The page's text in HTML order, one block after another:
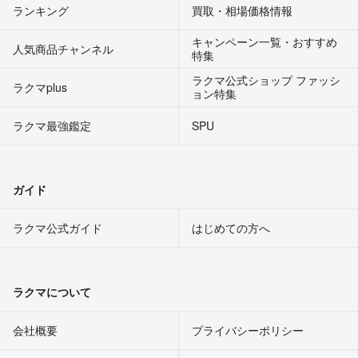
ランキング 買取・相場価格情報
人気商品チャンネル
キャンペーン一覧・おすすめ
特集
ラクマplus
ラクマ公式ショップ ファッシ
ョン特集
ラクマ最強鑑定
SPU
ガイド
ラクマ公式ガイド はじめての方へ
ラクマについて
会社概要 プライバシーポリシー